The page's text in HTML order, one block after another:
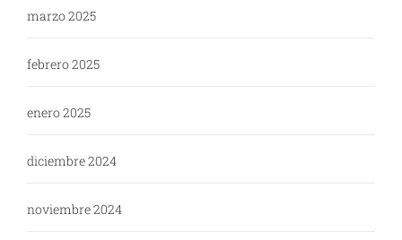
marzo 2025
febrero 2025
enero 2025
diciembre 2024
noviembre 2024